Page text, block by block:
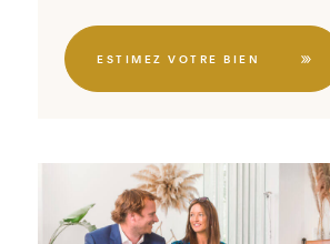
ESTIMEZ VOTRE BIEN